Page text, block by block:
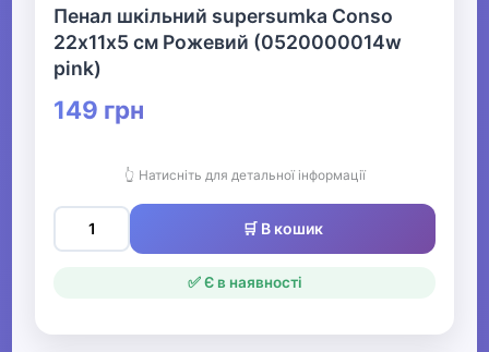
Пенал шкільний supersumka Conso
22х11х5 см Рожевий (0520000014w
pink)
149 грн
👆 Натисніть для детальної інформації
🛒 В кошик
✅ Є в наявності